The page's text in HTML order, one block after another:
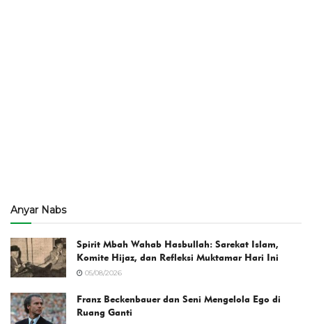
Anyar Nabs
Spirit Mbah Wahab Hasbullah: Sarekat Islam,
Komite Hijaz, dan Refleksi Muktamar Hari Ini
05/08/2026
Franz Beckenbauer dan Seni Mengelola Ego di
Ruang Ganti